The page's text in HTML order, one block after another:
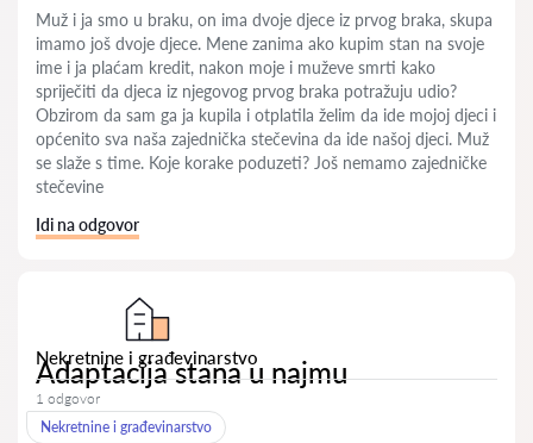
Muž i ja smo u braku, on ima dvoje djece iz prvog braka, skupa
imamo još dvoje djece. Mene zanima ako kupim stan na svoje
ime i ja plaćam kredit, nakon moje i muževe smrti kako
spriječiti da djeca iz njegovog prvog braka potražuju udio?
Obzirom da sam ga ja kupila i otplatila želim da ide mojoj djeci i
općenito sva naša zajednička stečevina da ide našoj djeci. Muž
se slaže s time. Koje korake poduzeti? Još nemamo zajedničke
stečevine
Idi na odgovor
Nekretnine i građevinarstvo
Adaptacija stana u najmu
1 odgovor
Nekretnine i građevinarstvo